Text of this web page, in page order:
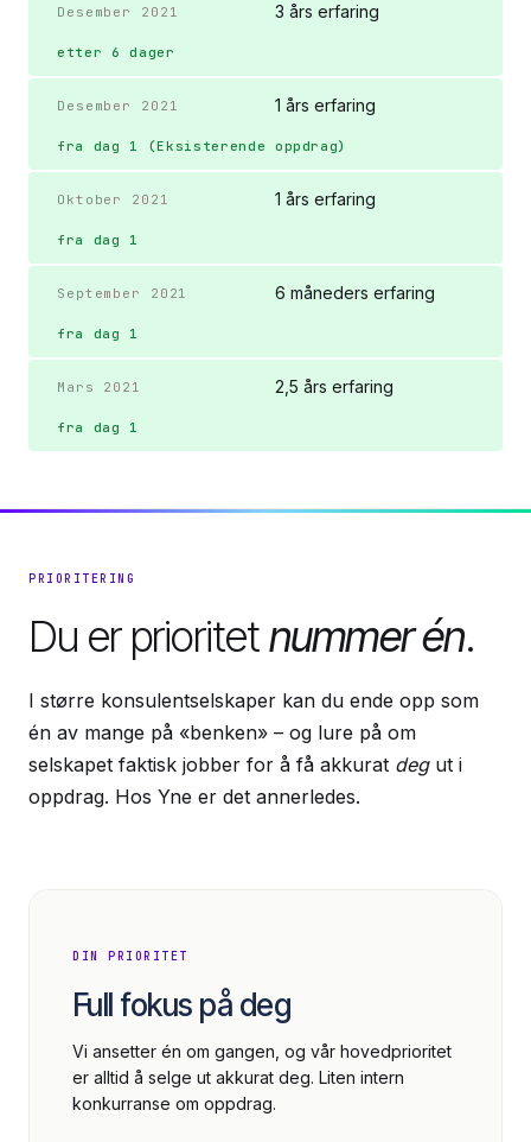
Desember 2021 3 års erfaring
etter 6 dager
Desember 2021 1 års erfaring
fra dag 1 (Eksisterende oppdrag)
Oktober 2021 1 års erfaring
fra dag 1
September 2021 6 måneders erfaring
fra dag 1
Mars 2021 2,5 års erfaring
fra dag 1
PRIORITERING
Du er prioritetnummer én.
I større konsulentselskaper kan du ende opp som
én av mange på «benken» – og lure på om
selskapet faktisk jobber for å få akkurat degut i
oppdrag. Hos Yne er det annerledes.
DIN PRIORITET
Full fokus på deg
Vi ansetter én om gangen, og vår hovedprioritet
er alltid å selge ut akkurat deg. Liten intern
konkurranse om oppdrag.